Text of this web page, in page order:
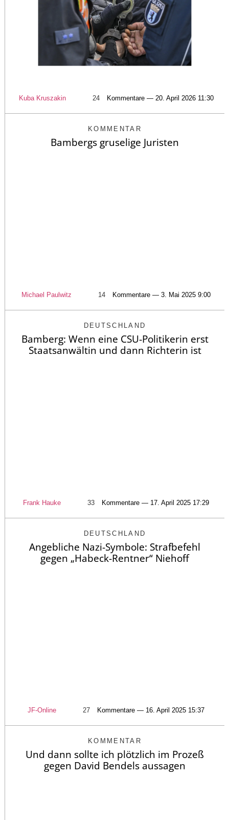
Kuba Kruszakin 24 Kommentare — 20. April 2026 11:30
KOMMENTAR
Bambergs gruselige Juristen
Michael Paulwitz 14 Kommentare — 3. Mai 2025 9:00
DEUTSCHLAND
Bamberg: Wenn eine CSU-Politikerin erst
Staatsanwältin und dann Richterin ist
Frank Hauke 33 Kommentare — 17. April 2025 17:29
DEUTSCHLAND
Angebliche Nazi-Symbole: Strafbefehl
gegen „Habeck-Rentner“ Niehoff
JF-Online 27 Kommentare — 16. April 2025 15:37
KOMMENTAR
Und dann sollte ich plötzlich im Prozeß
gegen David Bendels aussagen